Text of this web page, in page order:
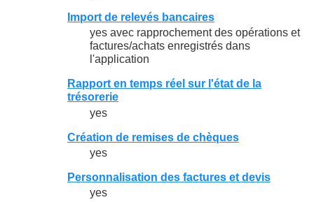
Import de relevés bancaires
yes avec rapprochement des opérations et
factures/achats enregistrés dans
l'application
Rapport en temps réel sur l'état de la
trésorerie
yes
Création de remises de chèques
yes
Personnalisation des factures et devis
yes